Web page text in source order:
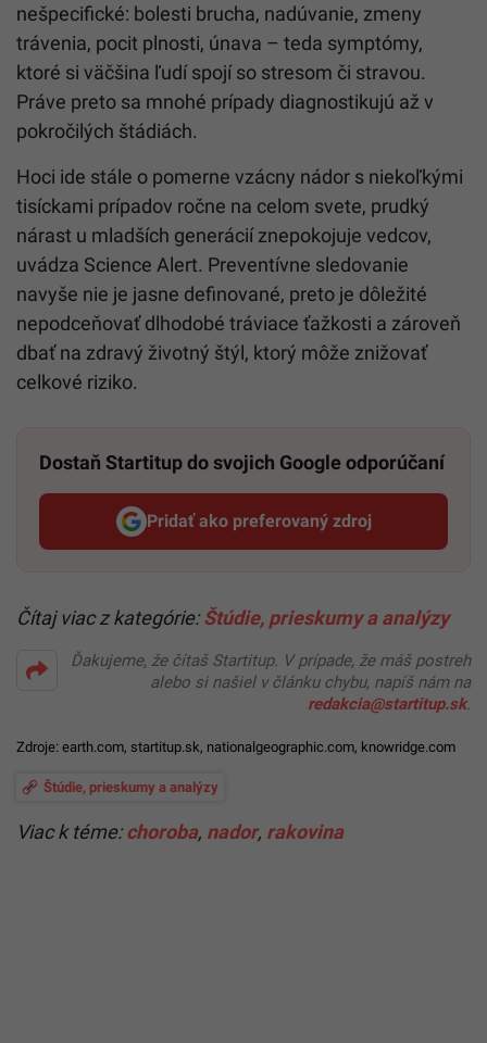
nešpecifické: bolesti brucha, nadúvanie, zmeny
trávenia, pocit plnosti, únava – teda symptómy,
ktoré si väčšina ľudí spojí so stresom či stravou.
Práve preto sa mnohé prípady diagnostikujú až v
pokročilých štádiách.
Hoci ide stále o pomerne vzácny nádor s niekoľkými
tisíckami prípadov ročne na celom svete, prudký
nárast u mladších generácií znepokojuje vedcov,
uvádza Science Alert. Preventívne sledovanie
navyše nie je jasne definované, preto je dôležité
nepodceňovať dlhodobé tráviace ťažkosti a zároveň
dbať na zdravý životný štýl, ktorý môže znižovať
celkové riziko.
Dostaň Startitup do svojich Google odporúčaní
Pridať ako preferovaný zdroj
Startitup, odkaz sa otvorí v
Čítaj viac z kategórie:Štúdie, prieskumy a analýzy
Ďakujeme, že čítaš Startitup. V prípade, že máš postreh
alebo si našiel v článku chybu, napíš nám na
redakcia@startitup.sk.
Zdroje: earth.com, startitup.sk, nationalgeographic.com, knowridge.com
Štúdie, prieskumy a analýzy
Viac k téme:choroba, nador, rakovina